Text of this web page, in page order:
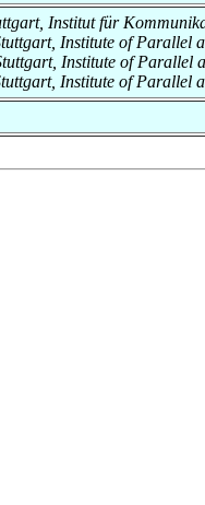
Institut für
Institute of Parallel
Institute of Parallel
Institute of Parallel